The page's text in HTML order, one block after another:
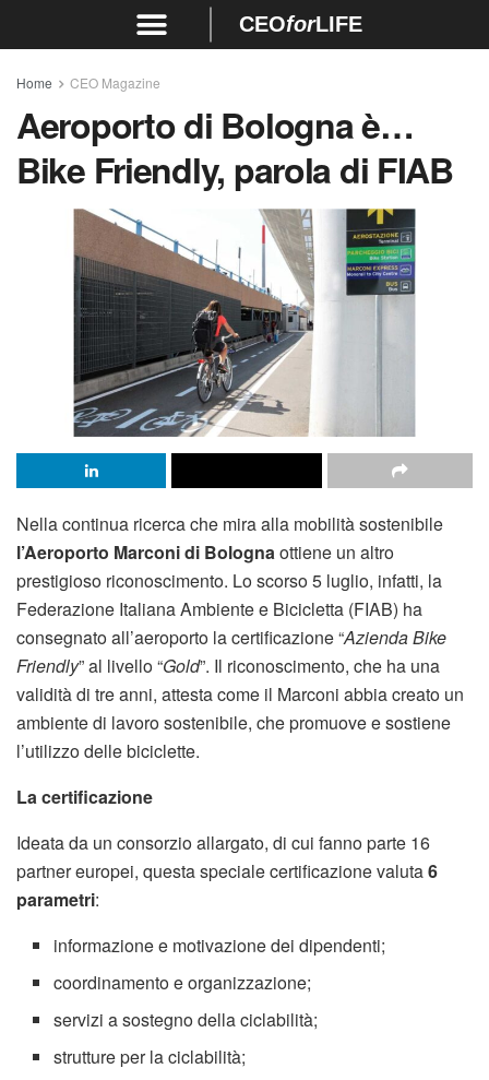
CEOforLIFE
Home CEO Magazine
Aeroporto di Bologna è…
Bike Friendly, parola di FIAB
Nella continua ricerca che mira alla mobilità sostenibile
l’Aeroporto Marconi di Bolognaottiene un altro
prestigioso riconoscimento. Lo scorso 5 luglio, infatti, la
Federazione Italiana Ambiente e Bicicletta (FIAB) ha
consegnato all’aeroporto la certificazione “Azienda Bike
Friendly” al livello “Gold”. Il riconoscimento, che ha una
validità di tre anni, attesta come il Marconi abbia creato un
ambiente di lavoro sostenibile, che promuove e sostiene
l’utilizzo delle biciclette.
La certificazione
Ideata da un consorzio allargato, di cui fanno parte 16
partner europei, questa speciale certificazione valuta6
parametri:
informazione e motivazione dei dipendenti;
coordinamento e organizzazione;
servizi a sostegno della ciclabilità;
strutture per la ciclabilità;